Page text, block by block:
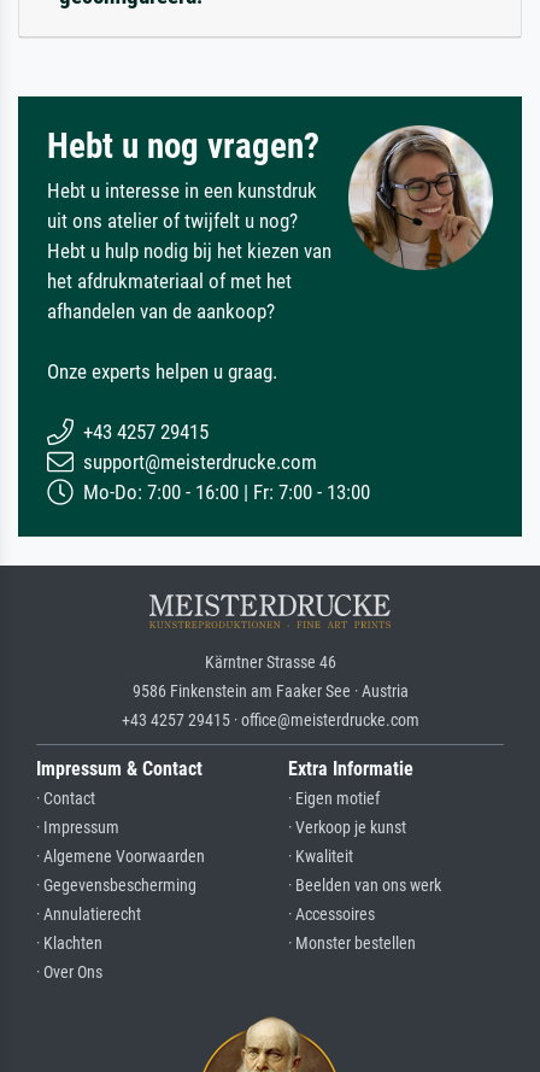
Hebt u nog vragen?
Hebt u interesse in een kunstdruk
uit ons atelier of twijfelt u nog?
Hebt u hulp nodig bij het kiezen van
het afdrukmateriaal of met het
afhandelen van de aankoop?
Onze experts helpen u graag.
+43 4257 29415
support@meisterdrucke.com
Mo-Do: 7:00 - 16:00 | Fr: 7:00 - 13:00
Kärntner Strasse 46
9586 Finkenstein am Faaker See · Austria
+43 4257 29415 · office@meisterdrucke.com
Impressum & Contact
· Contact
· Impressum
· Algemene Voorwaarden
· Gegevensbescherming
· Annulatierecht
· Klachten
· Over Ons
Extra Informatie
· Eigen motief
· Verkoop je kunst
· Kwaliteit
· Beelden van ons werk
· Accessoires
· Monster bestellen